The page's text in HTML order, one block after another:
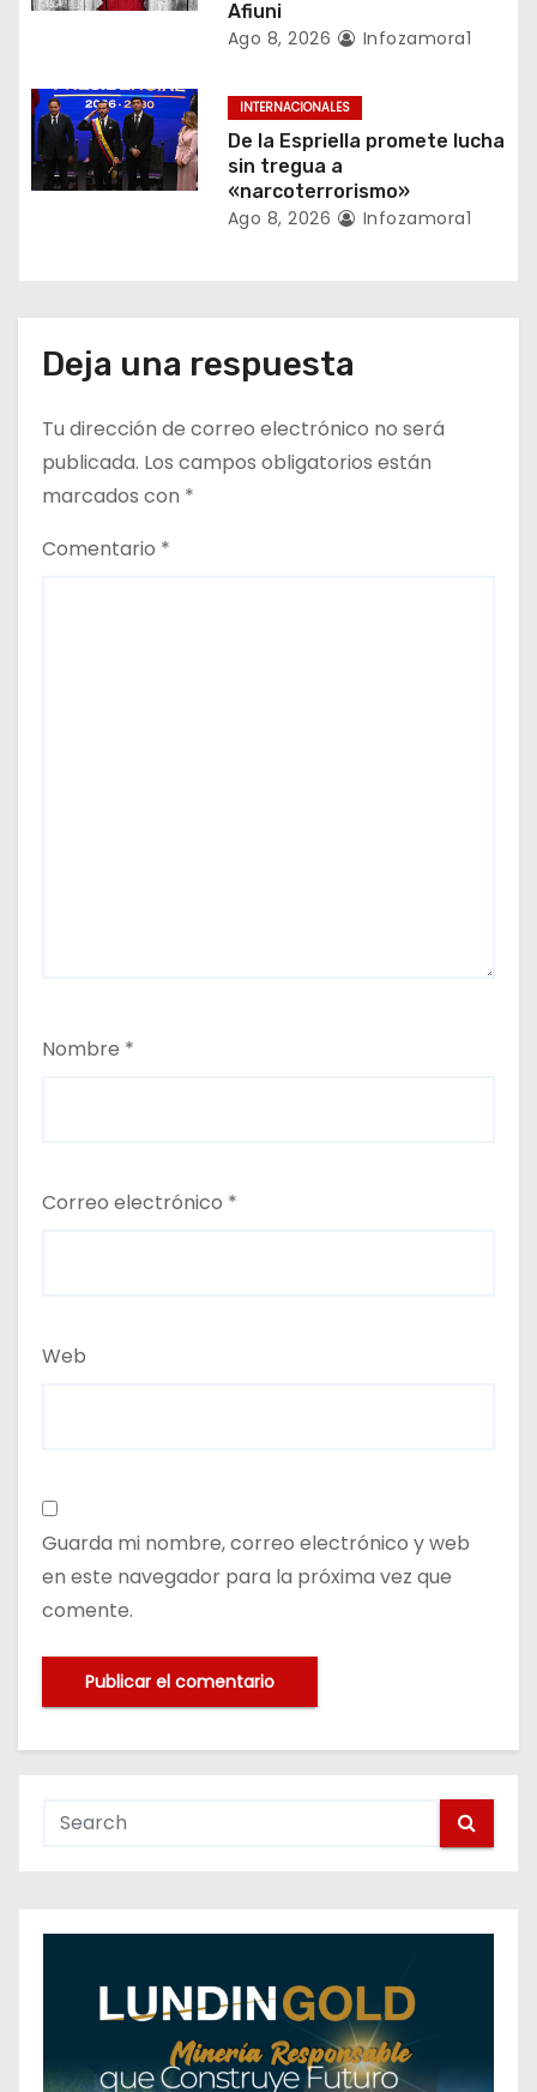
a
d
Afiuni
Ago 8, 2026 Infozamora1
INTERNACIONALES
De la Espriella promete lucha
sin tregua a
«narcoterrorismo»
Ago 8, 2026 Infozamora1
Deja una respuesta
Tu dirección de correo electrónico no será
publicada. Los campos obligatorios están
marcados con *
Comentario *
Nombre *
Correo electrónico *
Web
Guarda mi nombre, correo electrónico y web
en este navegador para la próxima vez que
comente.